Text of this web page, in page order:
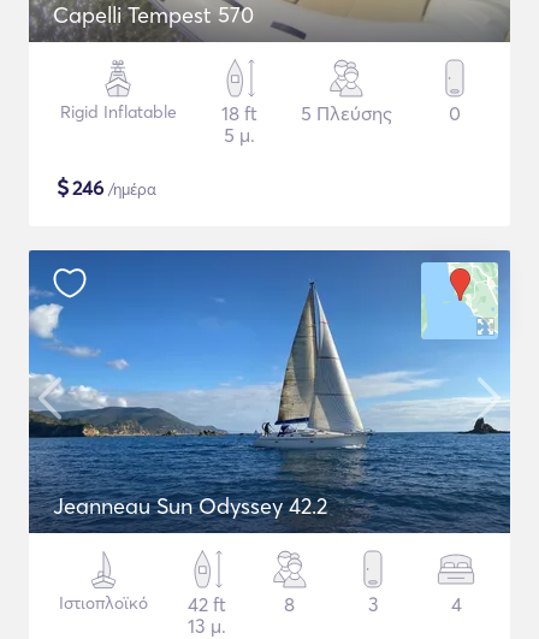
Capelli Tempest 570
Rigid Inflatable
18 ft
5 μ.
5 Πλεύσης 0
$246 /ημέρα
Jeanneau Sun Odyssey 42.2
Ιστιοπλοϊκό
42 ft
13 μ.
8 3 4